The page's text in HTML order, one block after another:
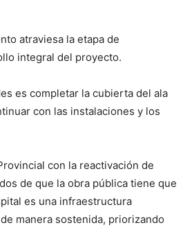
atraviesa la etapa de
integral del proyecto.
es completar la cubierta del ala
con las instalaciones y los
con la reactivación de
de que la obra pública tiene que
es una infraestructura
manera sostenida, priorizando